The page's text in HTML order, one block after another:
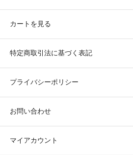
カートを見る
特定商取引法に基づく表記
プライバシーポリシー
お問い合わせ
マイアカウント